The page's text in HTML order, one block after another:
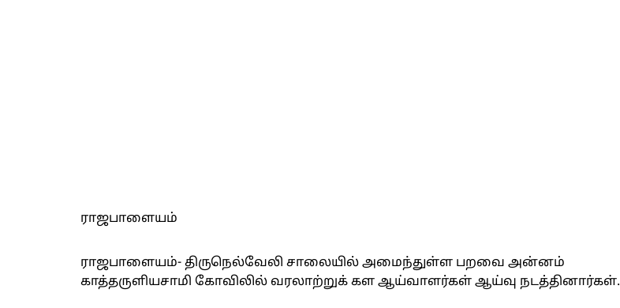
ராஜபாளையம்
ராஜபாளையம்- திருநெல்வேலி சாலையில் அமைந்துள்ள பறவை அன்னம்
காத்தருளியசாமி கோவிலில் வரலாற்றுக் கள ஆய்வாளர்கள் ஆய்வு நடத்தினார்கள்.